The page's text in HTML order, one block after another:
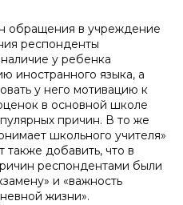
обращения в учреждение
респонденты
у ребенка
иностранного языка, а
у него мотивацию к
в основной школе
причин. В то же
школьного учителя»
также добавить, что в
респондентами были
и «важность
жизни».